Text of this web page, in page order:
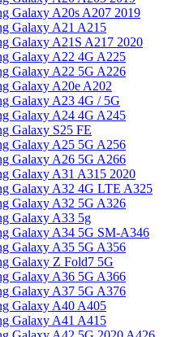
Galaxy A20s A207 2019
Galaxy A21 A215
Galaxy A21S A217 2020
Galaxy A22 4G A225
Galaxy A22 5G A226
Galaxy A20e A202
Galaxy A23 4G / 5G
Galaxy A24 4G A245
Galaxy S25 FE
Galaxy A25 5G A256
Galaxy A26 5G A266
Galaxy A31 A315 2020
Galaxy A32 4G LTE A325
Galaxy A32 5G A326
Galaxy A33 5g
Galaxy A34 5G SM-A346
Galaxy A35 5G A356
Galaxy Z Fold7 5G
Galaxy A36 5G A366
Galaxy A37 5G A376
Galaxy A40 A405
Galaxy A41 A415